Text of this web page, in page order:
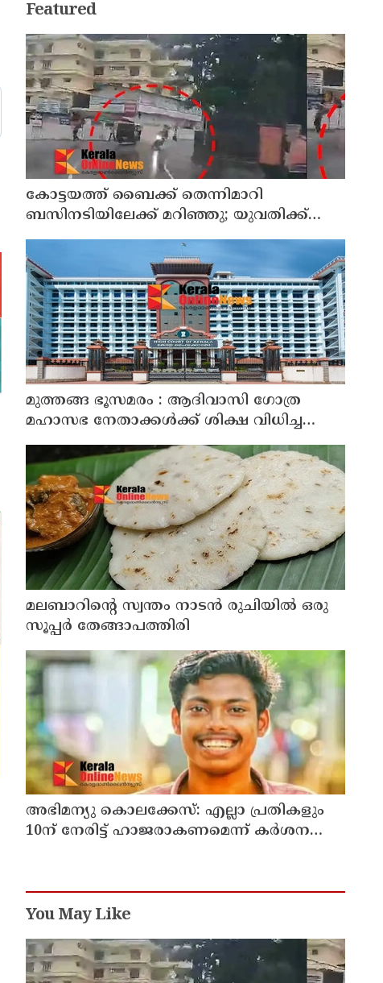
Featured
കോട്ടയത്ത്‌ ബൈക്ക് തെന്നിമാറി
ബസിനടിയിലേക്ക് മറിഞ്ഞു; യുവതിക്ക്
ദാരുണാന്ത്യം
മുത്തങ്ങ ഭൂസമരം : ആദിവാസി ഗോത്ര
മഹാസഭ നേതാക്കൾക്ക് ശിക്ഷ വിധിച്ച
വിചാരണ കോടതി ഉത്തരവ് സൂക്ഷ്മ
പരിശോധനക്ക് വിധേയമാക്കേണ്ടതുണ്ടെന്ന്
ഹൈകോടതി
മലബാറിന്റെ സ്വന്തം നാടൻ രുചിയിൽ ഒരു
സൂപ്പർ തേങ്ങാപത്തിരി
അഭിമന്യു കൊലക്കേസ്: എല്ലാ പ്രതികളും
10ന്‌ നേരിട്ട്‌ ഹാജരാകണമെന്ന്‌ കർശന
You May Like